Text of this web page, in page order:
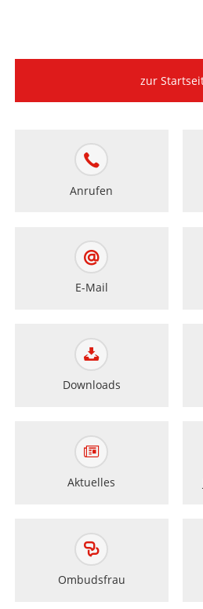
zur
Anrufen
E-Mail
Downloads
Aktuelles
Ombudsfrau